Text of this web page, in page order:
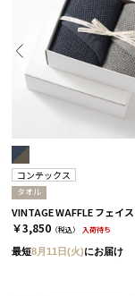
コンテックス
タオル
￥3,850 （税込） 入荷待ち
最短8月11日(火)にお届け